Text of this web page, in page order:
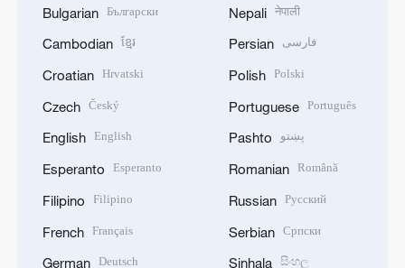
Bulgarian Български
Cambodian ខ្មែរ
Croatian Hrvatski
Czech Český
English English
Esperanto Esperanto
Filipino Filipino
French Français
German Deutsch
Nepali नेपाली
Persian فارسی
Polish Polski
Portuguese Português
Pashto پښتو
Romanian Română
Russian Русский
Serbian Српски
Sinhala සිංහල